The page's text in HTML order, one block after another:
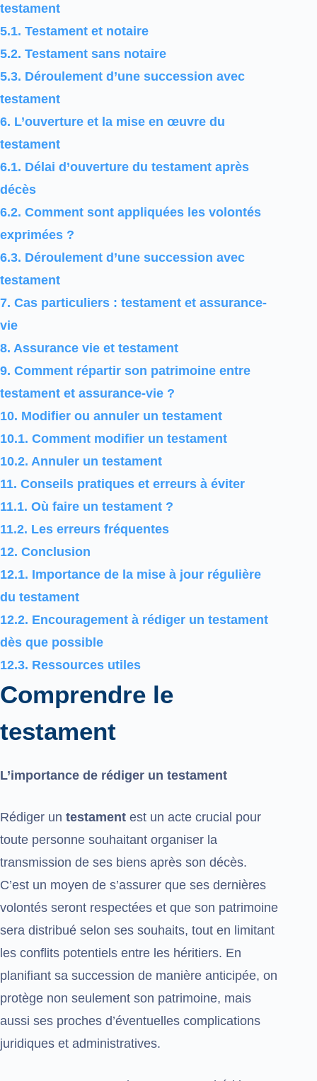
testament
5.1. Testament et notaire
5.2. Testament sans notaire
5.3. Déroulement d’une succession avec
testament
6. L’ouverture et la mise en œuvre du
testament
6.1. Délai d’ouverture du testament après
décès
6.2. Comment sont appliquées les volontés
exprimées ?
6.3. Déroulement d’une succession avec
testament
7. Cas particuliers : testament et assurance-
vie
8. Assurance vie et testament
9. Comment répartir son patrimoine entre
testament et assurance-vie ?
10. Modifier ou annuler un testament
10.1. Comment modifier un testament
10.2. Annuler un testament
11. Conseils pratiques et erreurs à éviter
11.1. Où faire un testament ?
11.2. Les erreurs fréquentes
12. Conclusion
12.1. Importance de la mise à jour régulière
du testament
12.2. Encouragement à rédiger un testament
dès que possible
12.3. Ressources utiles
Comprendre le
testament
L’importance de rédiger un testament
Rédiger un testament est un acte crucial pour
toute personne souhaitant organiser la
transmission de ses biens après son décès.
C’est un moyen de s’assurer que ses dernières
volontés seront respectées et que son patrimoine
sera distribué selon ses souhaits, tout en limitant
les conflits potentiels entre les héritiers. En
planifiant sa succession de manière anticipée, on
protège non seulement son patrimoine, mais
aussi ses proches d’éventuelles complications
juridiques et administratives.